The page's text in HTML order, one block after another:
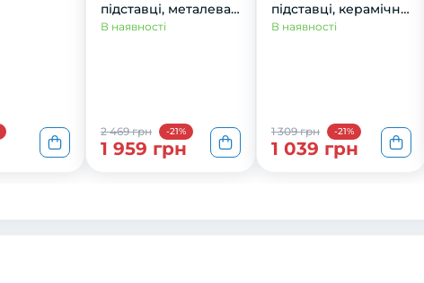
підставці, металева,
24 см, 2х2.8 л
В наявності
2 469 грн -21%
1 959 грн
підставці, керамічна,
28х5х15 см, 2х200 мл
В наявності
1 309 грн -21%
1 039 грн